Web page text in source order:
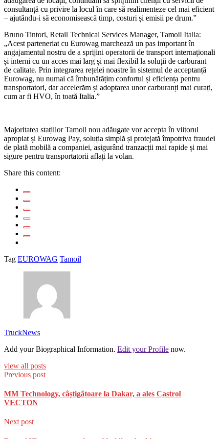
consultanță cu privire la locul în care să realimenteze cel mai eficient
– ajutându-i să economisească timp, costuri și emisii pe drum.”
Bruno Tintori, Retail Technical Services Manager, Tamoil Italia:
„Acest parteneriat cu Eurowag marchează un pas important în
angajamentul nostru de a sprijini operatorii de transport internaționali
și interni cu un acces mai larg și mai flexibil la soluții de carburant
de calitate. Prin integrarea rețelei noastre în sistemul de acceptanță
Eurowag, nu numai că îmbunătățim confortul și eficiența pentru
transportatori, dar accelerăm și adoptarea unor carburanți mai curați,
cum ar fi HVO, în toată Italia.”
Majoritatea stațiilor Tamoil nou adăugate vor accepta în viitorul
apropiat și Eurowag Pay, soluția simplă și protejată împotriva fraudei
de plată mobilă a companiei, asigurând tranzacții mai rapide și mai
sigure pentru transportatorii aflați la volan.
Share this content:
Tag EUROWAG Tamoil
TruckNews
Add your Biographical Information. Edit your Profile now.
view all posts
Previous post
MM Technology, câștigătoare la Dakar, a ales Castrol
VECTON
Next post